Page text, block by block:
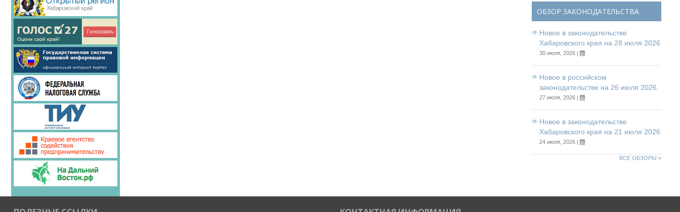
ОБЗОР ЗАКОНОДАТЕЛЬСТВА
Новое в законодательстве
Хабаровского края на 28 июля 2026
30 июля, 2026 |
Новое в российском
законодательстве на 26 июля 2026
27 июля, 2026 |
Новое в законодательстве
Хабаровского края на 21 июля 2026
24 июля, 2026 |
ВСЕ ОБЗОРЫ »